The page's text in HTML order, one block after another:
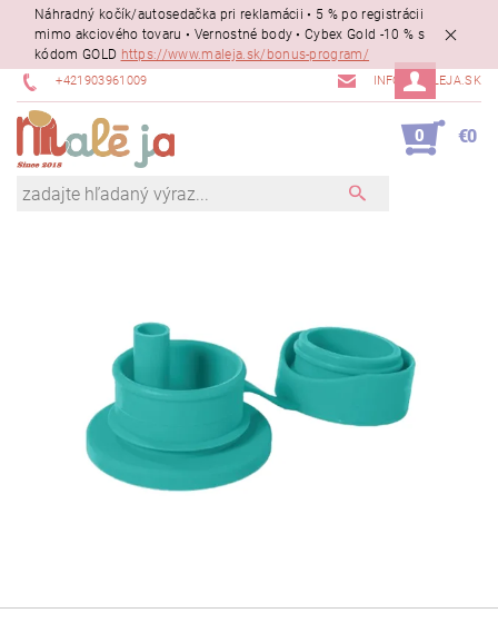
Náhradný kočík/autosedačka pri reklamácii • 5 % po registrácii
mimo akciového tovaru • Vernostné body • Cybex Gold -10 % s
kódom GOLD https://www.maleja.sk/bonus-program/
+421903961009 INFO@MALEJA.SK
0 €0